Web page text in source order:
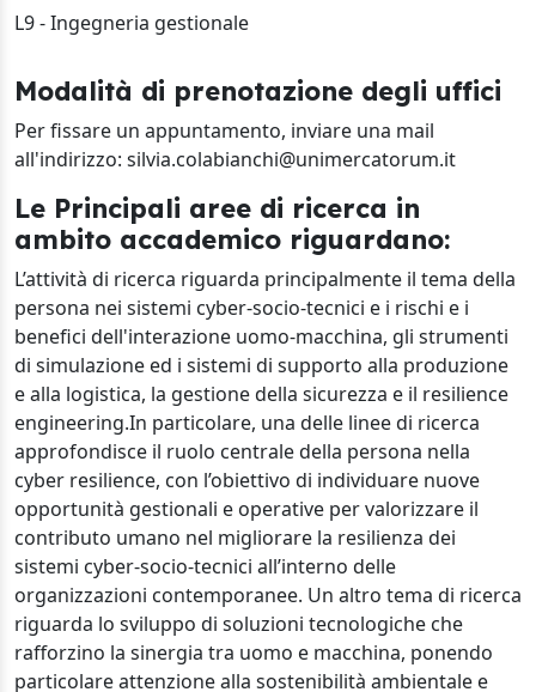
L9 - Ingegneria gestionale
Modalità di prenotazione degli uffici
Per fissare un appuntamento, inviare una mail
all'indirizzo: silvia.colabianchi@unimercatorum.it
Le Principali aree di ricerca in
ambito accademico riguardano:
L’attività di ricerca riguarda principalmente il tema della
persona nei sistemi cyber-socio-tecnici e i rischi e i
benefici dell'interazione uomo-macchina, gli strumenti
di simulazione ed i sistemi di supporto alla produzione
e alla logistica, la gestione della sicurezza e il resilience
engineering.In particolare, una delle linee di ricerca
approfondisce il ruolo centrale della persona nella
cyber resilience, con l’obiettivo di individuare nuove
opportunità gestionali e operative per valorizzare il
contributo umano nel migliorare la resilienza dei
sistemi cyber-socio-tecnici all’interno delle
organizzazioni contemporanee. Un altro tema di ricerca
riguarda lo sviluppo di soluzioni tecnologiche che
rafforzino la sinergia tra uomo e macchina, ponendo
particolare attenzione alla sostenibilità ambientale e